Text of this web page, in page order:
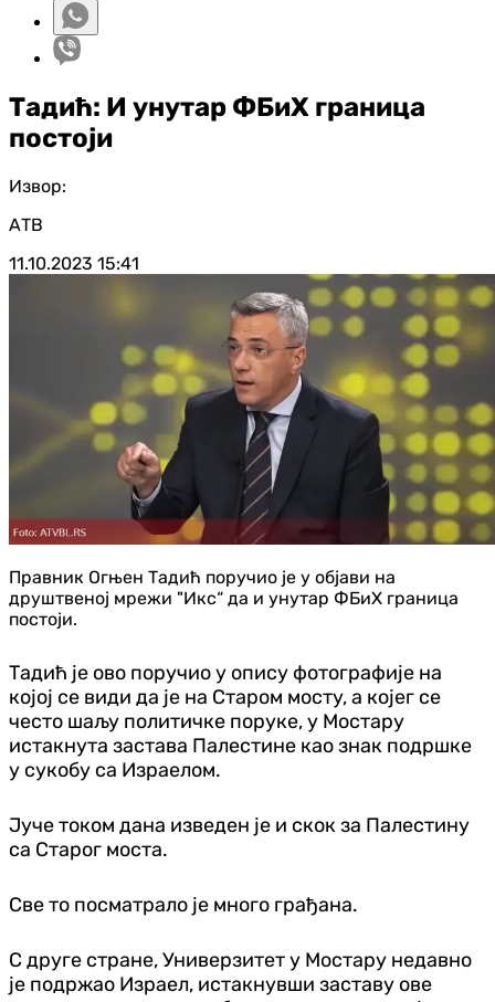
Тадић: И унутар ФБиХ граница
постоји
Извор:
АТВ
11.10.2023 15:41
Правник Огњен Тадић поручио је у објави на
друштвеној мрежи "Икс“ да и унутар ФБиХ граница
постоји.
Тадић је ово поручио у опису фотографије на
којој се види да је на Старом мосту,а којег се
често шаљу политичке поруке,у Мостару
истакнута застава Палестине као знак подршке
у сукобу са Израелом.
Јуче током дана изведен је и скок за Палестину
са Старог моста.
Све то посматрало је много грађана.
С друге стране, Универзитет у Мостару недавно
је подржао Израел, истакнувши заставу ове